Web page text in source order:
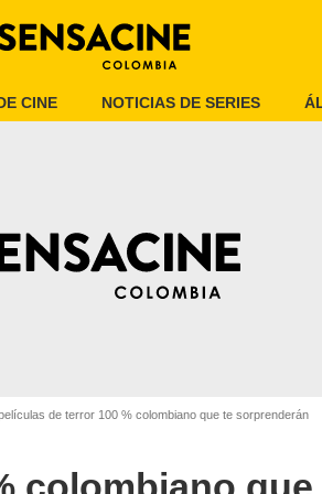
CINE NOTICIAS DE SERIES
de terror 100 % colombiano que te sorprenderán